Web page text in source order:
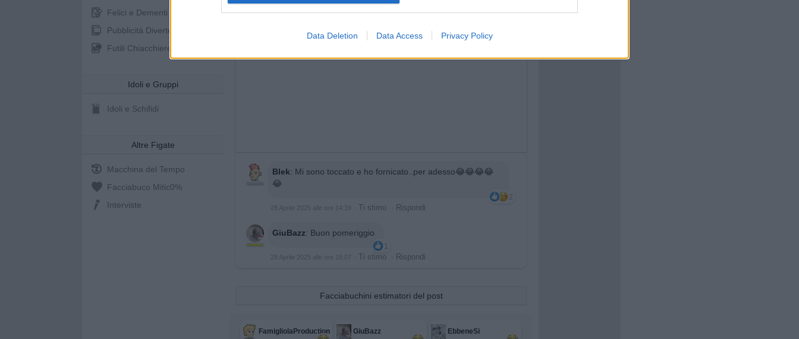
Data Deletion Data Access Privacy Policy
Felici e Dementi
Pubblicità Divertenti
Futili Chiacchiere
Idoli e Gruppi
Idoli e Schifidi
Altre Figate
Macchina del Tempo
Facciabuco Mitic0%
Interviste
Blek: Mi sono toccato e ho fornicato..per adesso😂😂😂😂
😂
2
28 Aprile 2025 alle ore 14:39 Ti stimo Rispondi
GiuBazz: Buon pomeriggio
1
28 Aprile 2025 alle ore 15:07 Ti stimo Rispondi
Facciabuchini estimatori del post
FamigliolaProduction GiuBazz EbbeneSi